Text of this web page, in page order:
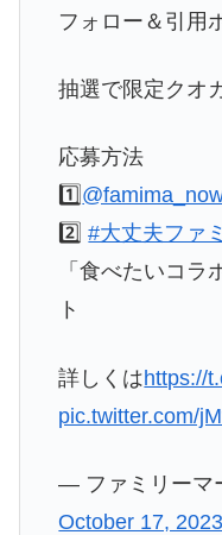
フォロー＆引用
抽選で限定クオ
応募方法
1️⃣
2️⃣#大丈夫ファ
「食べたいコラ
ト
詳しくはhttps://
pic.twitter.com/
— ファミリーマ
October 17, 2023